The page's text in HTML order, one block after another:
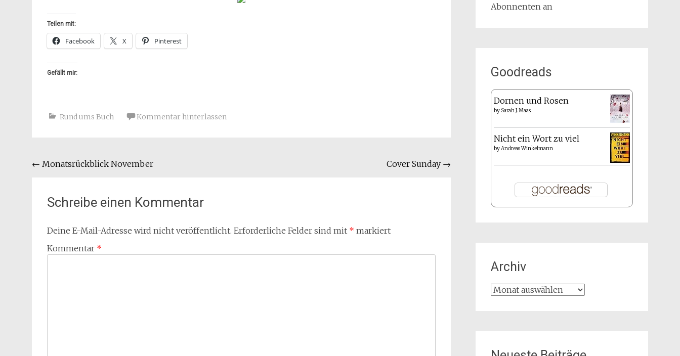
Teilen mit:
Facebook X Pinterest
Gefällt mir:
Rund ums Buch Kommentar hinterlassen
Beitragsnavigation
← Monatsrückblick November Cover Sunday →
Schreibe einen Kommentar
Deine E-Mail-Adresse wird nicht veröffentlicht. Erforderliche Felder sind mit * markiert
Kommentar *
Abonnenten an
Goodreads
Dornen und Rosen
by Sarah J. Maas
Nicht ein Wort zu viel
byAndreas Winkelmann
Archiv
Archiv